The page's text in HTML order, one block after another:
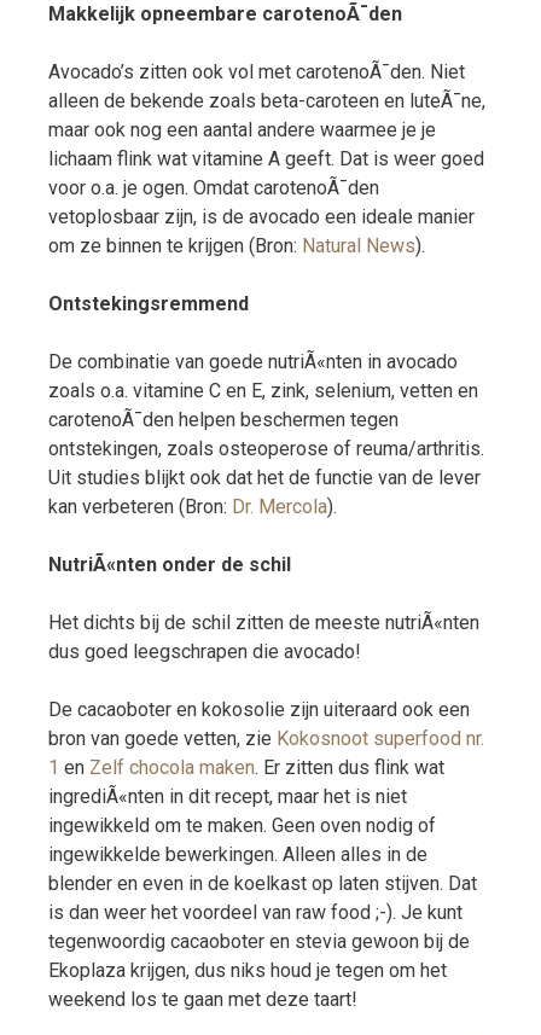
Makkelijk opneembare carotenoÃ¯den
Avocado’s zitten ook vol met carotenoÃ¯den. Niet
alleen de bekende zoals beta-caroteen en luteÃ¯ne,
maar ook nog een aantal andere waarmee je je
lichaam flink wat vitamine A geeft. Dat is weer goed
voor o.a. je ogen. Omdat carotenoÃ¯den
vetoplosbaar zijn, is de avocado een ideale manier
om ze binnen te krijgen (Bron: Natural News).
Ontstekingsremmend
De combinatie van goede nutriÃ«nten in avocado
zoals o.a. vitamine C en E, zink, selenium, vetten en
carotenoÃ¯den helpen beschermen tegen
ontstekingen, zoals osteoperose of reuma/arthritis.
Uit studies blijkt ook dat het de functie van de lever
kan verbeteren (Bron: Dr. Mercola).
NutriÃ«nten onder de schil
Het dichts bij de schil zitten de meeste nutriÃ«nten
dus goed leegschrapen die avocado!
De cacaoboter en kokosolie zijn uiteraard ook een
bron van goede vetten, zie Kokosnoot superfood nr.
1 en Zelf chocola maken. Er zitten dus flink wat
ingrediÃ«nten in dit recept, maar het is niet
ingewikkeld om te maken. Geen oven nodig of
ingewikkelde bewerkingen. Alleen alles in de
blender en even in de koelkast op laten stijven. Dat
is dan weer het voordeel van raw food ;-). Je kunt
tegenwoordig cacaoboter en stevia gewoon bij de
Ekoplaza krijgen, dus niks houd je tegen om het
weekend los te gaan met deze taart!